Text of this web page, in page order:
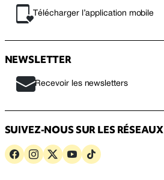
Télécharger l’application mobile
NEWSLETTER
Recevoir les newsletters
SUIVEZ-NOUS SUR LES RÉSEAUX